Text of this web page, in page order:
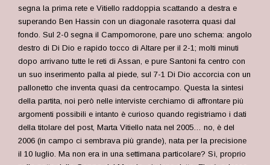
segna la prima rete e Vitiello raddoppia scattando a destra e
superando Ben Hassin con un diagonale rasoterra quasi dal
fondo. Sul 2-0 segna il Campomorone, pare uno schema: angolo
destro di Di Dio e rapido tocco di Altare per il 2-1; molti minuti
dopo arrivano tutte le reti di Assan, e pure Santoni fa centro con
un suo inserimento palla al piede, sul 7-1 Di Dio accorcia con un
pallonetto che inventa quasi da centrocampo. Questa la sintesi
della partita, noi però nelle interviste cerchiamo di affrontare più
argomenti possibili e intanto è curioso quando registriamo i dati
della titolare del post, Marta Vitiello nata nel 2005… no, è del
2006 (in campo ci sembrava più grande), nata per la precisione
il 10 luglio. Ma non era in una settimana particolare? Sì, proprio